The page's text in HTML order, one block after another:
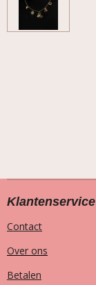
Klantenservice
Contact
Over ons
Betalen